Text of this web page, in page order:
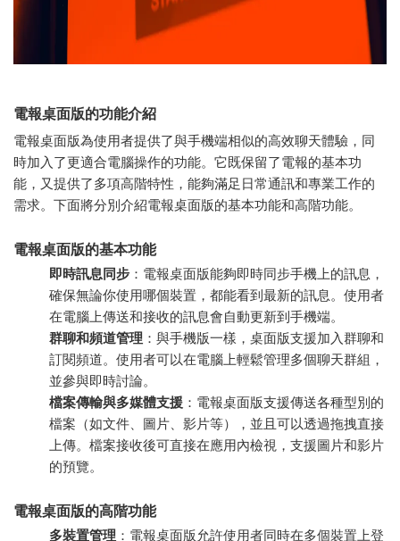
電報桌面版的功能介紹
電報桌面版為使用者提供了與手機端相似的高效聊天體驗，同
時加入了更適合電腦操作的功能。它既保留了電報的基本功
能，又提供了多項高階特性，能夠滿足日常通訊和專業工作的
需求。下面將分別介紹電報桌面版的基本功能和高階功能。
電報桌面版的基本功能
即時訊息同步 ：電報桌面版能夠即時同步手機上的訊息，
確保無論你使用哪個裝置，都能看到最新的訊息。使用者
在電腦上傳送和接收的訊息會自動更新到手機端。
群聊和頻道管理 ：與手機版一樣，桌面版支援加入群聊和
訂閱頻道。使用者可以在電腦上輕鬆管理多個聊天群組，
並參與即時討論。
檔案傳輸與多媒體支援 ：電報桌面版支援傳送各種型別的
檔案（如文件、圖片、影片等），並且可以透過拖拽直接
上傳。檔案接收後可直接在應用內檢視，支援圖片和影片
的預覽。
電報桌面版的高階功能
多裝置管理 ：電報桌面版允許使用者同時在多個裝置上登